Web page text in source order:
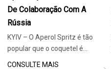
De Colaboração Com A
Rússia
KYIV – O Aperol Spritz é tão
popular que o coquetel é
CONSULTE MAIS